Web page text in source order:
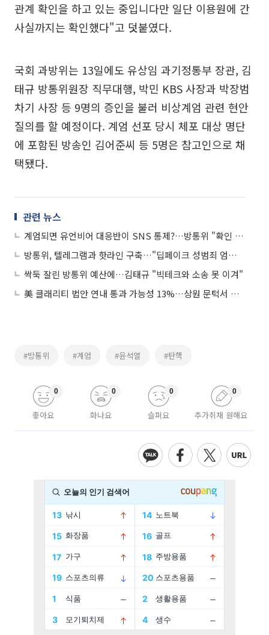
관계 확인을 하고 있는 중입니다만 일단 이용원에 간
사실까지는 확인했다"고 덧붙였다.
국회 과방위는 13일에도 유상임 과기정통부 장관, 김
태규 방통위원장 직무대행, 박민 KBS 사장과 박장범
차기 사장 등 9명의 증인을 불러 비상계엄 관련 현안
질의를 할 예정이다. 계엄 선포 당시 체포 대상 명단
에 포함된 방송인 김어준씨 등 5명은 참고인으로 채
택됐다.
관련 뉴스
계엄되면 유언비어 대응반이 SNS 통제?…방통위 "확인 불가"
방통위, 텔레그램과 핫라인 구축…"딥페이크 성범죄 엄중 대응"
싹둑 잘린 방통위 예산에…김태규 "빅테크와 소송 못 이겨"
美 클래리티 법안 연내 통과 가능성 13%…상원 문턱서 제동
#방통위 #계엄 #윤석열 #탄핵
좋아요
0
화나요
0
슬퍼요
0
추가취재 원해요
0